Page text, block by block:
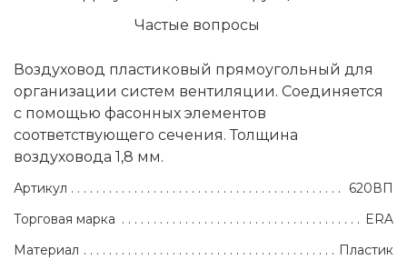
Частые вопросы
Воздуховод пластиковый прямоугольный для
организации систем вентиляции. Соединяется
с помощью фасонных элементов
соответствующего сечения. Толщина
воздуховода 1,8 мм.
Артикул
620ВП
Торговая марка
ERA
Материал
Пластик